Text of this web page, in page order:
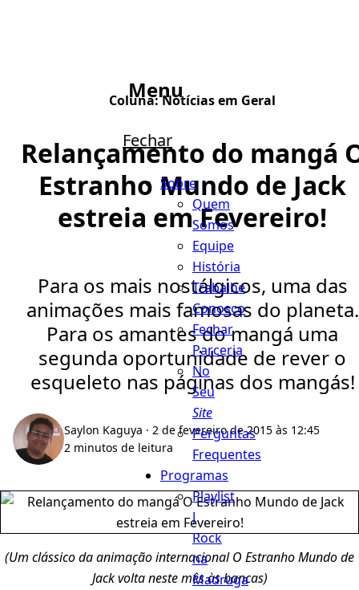
Menu
Fechar
Sobre
Quem
Somos
Equipe
História
Trabalhe
Conosco
Fechar
Parceria
No
Seu
Site
Perguntas
Frequentes
Programas
Playlist
J
Rock
na
Madruga
Coluna:Notícias em Geral
Relançamento do mangá
Estranho Mundo de Jack
estreia em Fevereiro!
Para os mais nostálgicos, uma das
animações mais famosas do planeta.
Para os amantes do mangá uma
segunda oportunidade de rever o
esqueleto nas páginas dos mangás!
Saylon Kaguya · 2 de fevereiro de 2015 às 12:45
2 minutos de leitura
(Um clássico da animação internacional O Estranho Mundo de
Jack volta neste mês às bancas)